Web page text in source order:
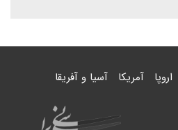
اروپا آمریکا آسیا و آفریقا